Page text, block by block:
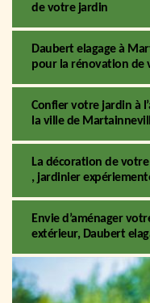
de votre jardin
Daubert elagage à
pour la rénovation de
Confier votre jardin à
la ville de
La décoration de
, jardinier
Envie d’aménager
extérieur, Daubert